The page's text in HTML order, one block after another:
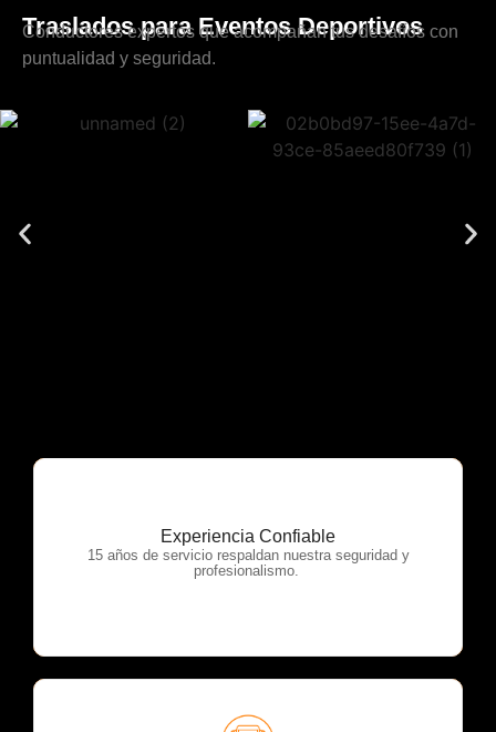
Traslados para Eventos Deportivos
Conductores expertos que acompañan tus desafíos con
puntualidad y seguridad.
Experiencia Confiable
15 años de servicio respaldan nuestra seguridad y
profesionalismo.
OTP Servicios